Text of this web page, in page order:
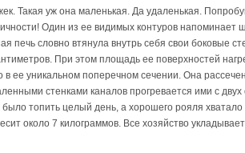
Такая уж она маленькая. Да удаленькая.
Один из ее видимых контуров напоминает
словно втянула внутрь себя свои боковые
При этом площадь ее поверхностей
ее уникальном поперечном сечении. Она
стенками каналов прогревается ими с двух
топить целый день, а хорошего рояля
около 7 килограммов. Все хозяйство